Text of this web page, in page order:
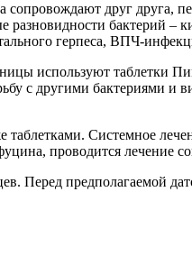
друг друга,
бактерий –
герпеса, ВПЧ-
используют таблетки
с другими бактериями и
Системное
проводится лечение
Перед предполагаемой